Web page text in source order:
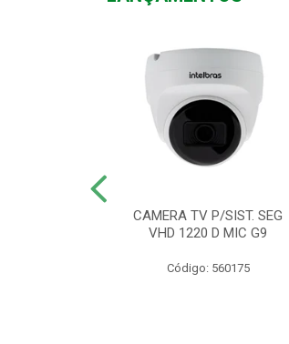
CAMERA TV P/SIST. SEG
VHD 1220 D MIC G9
Código: 560175